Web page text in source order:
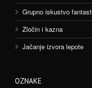
Grupno iskustvo
Zločin i kazna
Jačanje izvora lepote
OZNAKE